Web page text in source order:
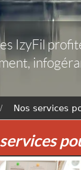
IzyFil
Nos services